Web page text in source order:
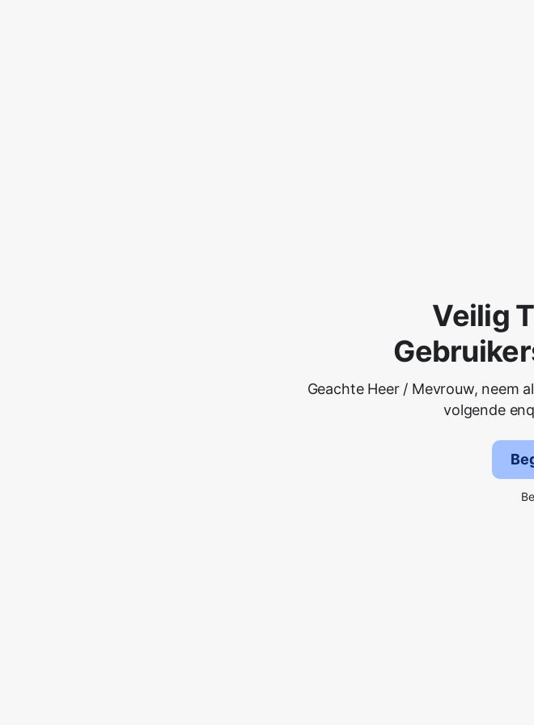
Veilig
Geachte Heer / Mevrouw, neem
volgende